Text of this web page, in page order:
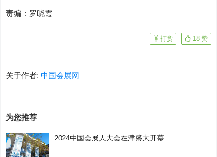
责编：罗晓霞
18 赞
打赏
关于作者:中国会展网
为您推荐
2024中国会展人大会在津盛大开幕